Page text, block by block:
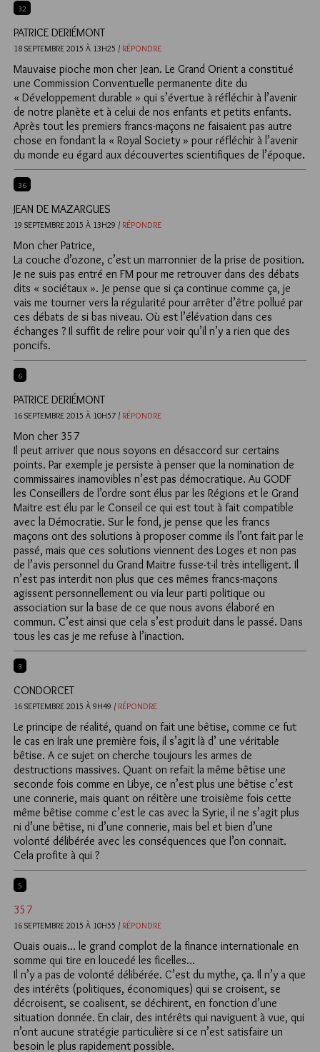
32
PATRICE DERIÉMONT
18 SEPTEMBRE 2015 À 13H25 / RÉPONDRE
Mauvaise pioche mon cher Jean. Le Grand Orient a constitué
une Commission Conventuelle permanente dite du
« Développement durable » qui s’évertue à réfléchir à l’avenir
de notre planète et à celui de nos enfants et petits enfants.
Après tout les premiers francs-maçons ne faisaient pas autre
chose en fondant la « Royal Society » pour réfléchir à l’avenir
du monde eu égard aux découvertes scientifiques de l’époque.
36
JEAN DE MAZARGUES
19 SEPTEMBRE 2015 À 13H29 / RÉPONDRE
Mon cher Patrice,
La couche d’ozone, c’est un marronnier de la prise de position.
Je ne suis pas entré en FM pour me retrouver dans des débats
dits « sociétaux ». Je pense que si ça continue comme ça, je
vais me tourner vers la régularité pour arrêter d’être pollué par
ces débats de si bas niveau. Où est l’élévation dans ces
échanges ? Il suffit de relire pour voir qu’il n’y a rien que des
poncifs.
6
PATRICE DERIÉMONT
16 SEPTEMBRE 2015 À 10H57 / RÉPONDRE
Mon cher 357
Il peut arriver que nous soyons en désaccord sur certains
points. Par exemple je persiste à penser que la nomination de
commissaires inamovibles n’est pas démocratique. Au GODF
les Conseillers de l’ordre sont élus par les Régions et le Grand
Maitre est élu par le Conseil ce qui est tout à fait compatible
avec la Démocratie. Sur le fond, je pense que les francs
maçons ont des solutions à proposer comme ils l’ont fait par le
passé, mais que ces solutions viennent des Loges et non pas
de l’avis personnel du Grand Maitre fusse-t-il très intelligent. Il
n’est pas interdit non plus que ces mêmes francs-maçons
agissent personnellement ou via leur parti politique ou
association sur la base de ce que nous avons élaboré en
commun. C’est ainsi que cela s’est produit dans le passé. Dans
tous les cas je me refuse à l’inaction.
3
CONDORCET
16 SEPTEMBRE 2015 À 9H49 / RÉPONDRE
Le principe de réalité, quand on fait une bêtise, comme ce fut
le cas en Irak une première fois, il s’agit là d’ une véritable
bêtise. A ce sujet on cherche toujours les armes de
destructions massives. Quant on refait la même bêtise une
seconde fois comme en Libye, ce n’est plus une bêtise c’est
une connerie, mais quant on réitère une troisième fois cette
même bêtise comme c’est le cas avec la Syrie, il ne s’agit plus
ni d’une bêtise, ni d’une connerie, mais bel et bien d’une
volonté délibérée avec les conséquences que l’on connait.
Cela profite à qui ?
5
357
16 SEPTEMBRE 2015 À 10H55 / RÉPONDRE
Ouais ouais… le grand complot de la finance internationale en
somme qui tire en loucedé les ficelles…
Il n’y a pas de volonté délibérée. C’est du mythe, ça. Il n’y a que
des intérêts (politiques, économiques) qui se croisent, se
décroisent, se coalisent, se déchirent, en fonction d’une
situation donnée. En clair, des intérêts qui naviguent à vue, qui
n’ont aucune stratégie particulière si ce n’est satisfaire un
besoin le plus rapidement possible.